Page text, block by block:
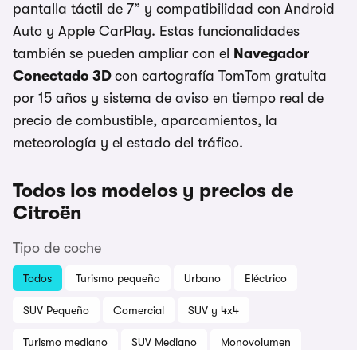
pantalla táctil de 7” y compatibilidad con Android
Auto y Apple CarPlay. Estas funcionalidades
también se pueden ampliar con el
Navegador
Conectado 3D con cartografía TomTom gratuita
por 15 años y sistema de aviso en tiempo real de
precio de combustible, aparcamientos, la
meteorología y el estado del tráfico.
Todos los modelos y precios de
Citroën
Tipo de coche
Todos Turismo pequeño Urbano Eléctrico
SUV Pequeño Comercial SUV y 4x4
Turismo mediano SUV Mediano Monovolumen